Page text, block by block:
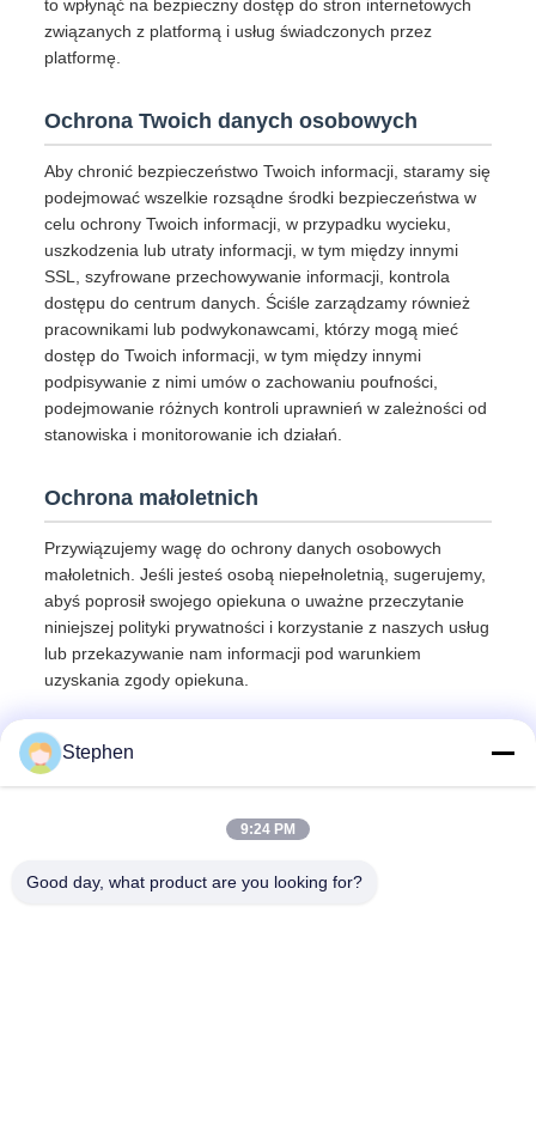
to wpłynąć na bezpieczny dostęp do stron internetowych
związanych z platformą i usług świadczonych przez
platformę.
Ochrona Twoich danych osobowych
Aby chronić bezpieczeństwo Twoich informacji, staramy się
podejmować wszelkie rozsądne środki bezpieczeństwa w
celu ochrony Twoich informacji, w przypadku wycieku,
uszkodzenia lub utraty informacji, w tym między innymi
SSL, szyfrowane przechowywanie informacji, kontrola
dostępu do centrum danych. Ściśle zarządzamy również
pracownikami lub podwykonawcami, którzy mogą mieć
dostęp do Twoich informacji, w tym między innymi
podpisywanie z nimi umów o zachowaniu poufności,
podejmowanie różnych kontroli uprawnień w zależności od
stanowiska i monitorowanie ich działań.
Ochrona małoletnich
Przywiązujemy wagę do ochrony danych osobowych
małoletnich. Jeśli jesteś osobą niepełnoletnią, sugerujemy,
abyś poprosił swojego opiekuna o uważne przeczytanie
niniejszej polityki prywatności i korzystanie z naszych usług
lub przekazywanie nam informacji pod warunkiem
uzyskania zgody opiekuna.
Stephen
9:24 PM
Good day, what product are you looking for?